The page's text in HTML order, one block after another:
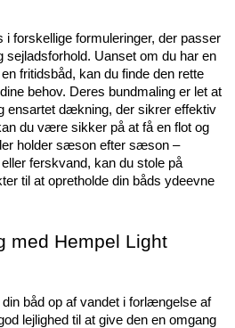
i forskellige formuleringer, der passer
sejladsforhold. Uanset om du har en
fritidsbåd, kan du finde den rette
behov. Deres bundmaling er let at
ensartet dækning, der sikrer effektiv
du være sikker på at få en flot og
holder sæson efter sæson –
ferskvand, kan du stole på
til at opretholde din båds ydeevne
med Hempel Light
båd op af vandet i forlængelse af
lejlighed til at give den en omgang